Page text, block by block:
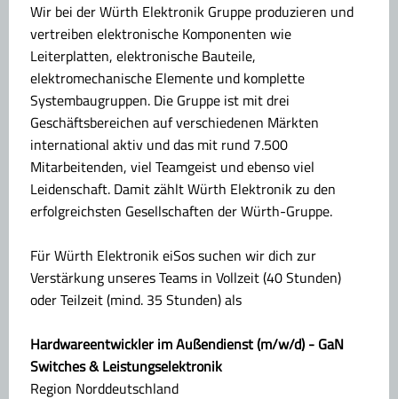
Wir bei der Würth Elektronik Gruppe produzieren und
vertreiben elektronische Komponenten wie
Leiterplatten, elektronische Bauteile,
elektromechanische Elemente und komplette
Systembaugruppen. Die Gruppe ist mit drei
Geschäftsbereichen auf verschiedenen Märkten
international aktiv und das mit rund 7.500
Mitarbeitenden, viel Teamgeist und ebenso viel
Leidenschaft. Damit zählt Würth Elektronik zu den
erfolgreichsten Gesellschaften der Würth-Gruppe.
Für Würth Elektronik eiSos suchen wir dich zur
Verstärkung unseres Teams in Vollzeit (40 Stunden)
oder Teilzeit (mind. 35 Stunden) als
Hardwareentwickler im Außendienst (m/w/d) - GaN
Switches & Leistungselektronik
Region Norddeutschland